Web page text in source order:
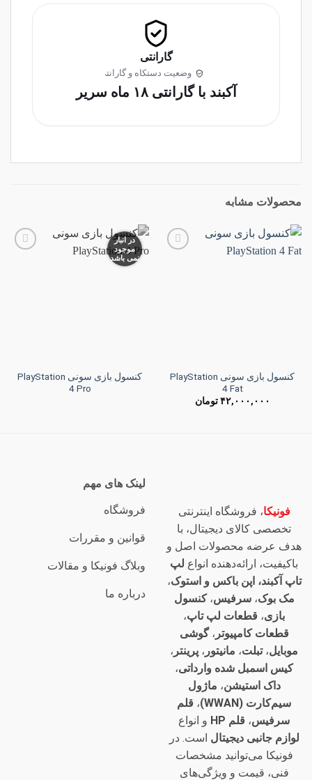
گارانتی
وضعیت دستکاه و گارانتی
آکبند با گارانتی ۱۸ ماه سریر
محصولات مشابه
کنسول بازی سونی PlayStation
4 Fat
۴۲,۰۰۰,۰۰۰ تومان
در انبار
موجود
نمی باشد
کنسول بازی سونی PlayStation
4 Pro
فونیکا، فروشگاه اینترنتی
تخصصی کالای دیجیتال، با
هدف عرضه محصولات اصل و
باکیفیت، ارائه‌دهنده انواع لپ
تاپ آکبند، اپن باکس و استوک،
مک بوک،سرفیس،کنسول
بازی، قطعات لپ تاپ،
قطعات کامپیوتر ،گوشی
موبایل،تبلت، مانیتور ، پرینتر ،
کیس اسمبل شده وارداتی،
داک استیشن، ماژول
سیم‌کارت (WWAN)
، قلم
سرفیس، قلم HP
و انواع
لوازم جانبی دیجیتال است. در
فونیکا می‌توانید مشخصات
فنی، قیمت و ویژگی‌های
لینک های مهم
فروشگاه
قوانین و مقررات
وبلاگ فونیکا و مقالات
درباره ما